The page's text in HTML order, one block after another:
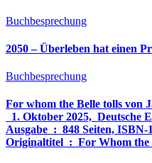
Buchbesprechung
2050 – Überleben hat einen
Buchbesprechung
For whom the Belle tolls von
1. Oktober 2025, ‎ Deutsche
Ausgabe ‏ : ‎ 848 Seiten, ISBN-13 ‏ : ‎ 978-3764533694,
Originaltitel ‏ : ‎ For